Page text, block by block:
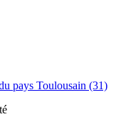
pays Toulousain (31)